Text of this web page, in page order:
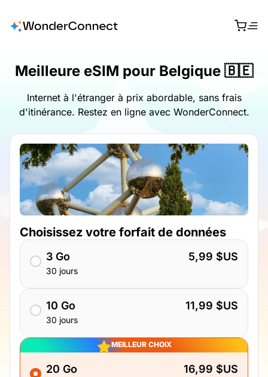
Meilleure eSIM pour Belgique 🇧🇪
Internet à l'étranger à prix abordable, sans frais
d'itinérance. Restez en ligne avec WonderConnect.
Choisissez votre forfait de données
3 Go
30 jours
5,99 $US
10 Go
30 jours
11,99 $US
MEILLEUR CHOIX
20 Go 16,99 $US